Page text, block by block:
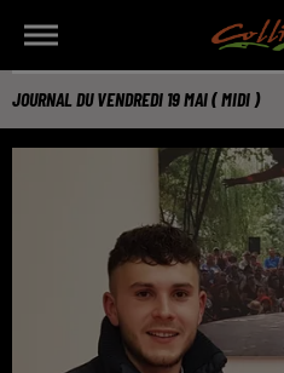
JOURNAL DU VENDREDI 19 MAI ( MIDI )